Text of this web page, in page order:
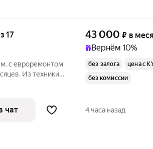
17
с евроремонтом
Из техники
43 000 ₽ в
Вернём 10%
без залога
цена с
без комиссии
чат 4 часа назад